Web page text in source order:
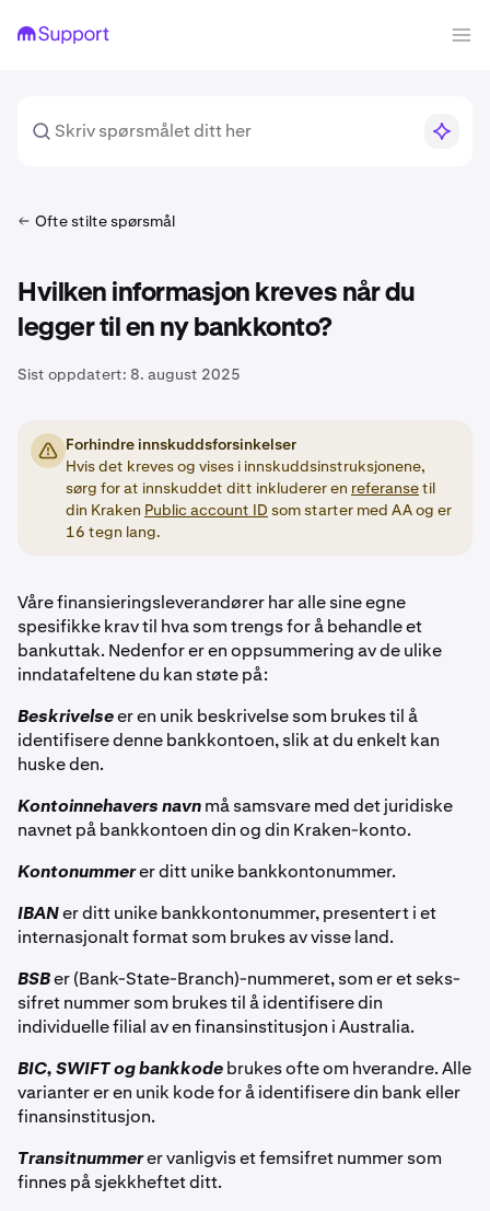
Ofte stilte spørsmål
Hvilken informasjon kreves når du
legger til en ny bankkonto?
Sist oppdatert: 8. august 2025
Forhindre innskuddsforsinkelser
Hvis det kreves og vises i innskuddsinstruksjonene,
sørg for at innskuddet ditt inkluderer en referansetil
din Kraken Public account ID som starter med AA og er
16 tegn lang.
Våre finansieringsleverandører har alle sine egne
spesifikke krav til hva som trengs for å behandle et
bankuttak. Nedenfor er en oppsummering av de ulike
inndatafeltene du kan støte på:
Beskrivelseer en unik beskrivelse som brukes til å
identifisere denne bankkontoen, slik at du enkelt kan
huske den.
Kontoinnehavers navnmå samsvare med det juridiske
navnet på bankkontoen din og din Kraken-konto.
Kontonummerer ditt unike bankkontonummer.
IBANer ditt unike bankkontonummer, presentert i et
internasjonalt format som brukes av visse land.
BSBer (Bank-State-Branch)-nummeret, som er et seks-
sifret nummer som brukes til å identifisere din
individuelle filial av en finansinstitusjon i Australia.
BIC, SWIFT og bankkodebrukes ofte om hverandre. Alle
varianter er en unik kode for å identifisere din bank eller
finansinstitusjon.
Transitnummerer vanligvis et femsifret nummer som
finnes på sjekkheftet ditt.